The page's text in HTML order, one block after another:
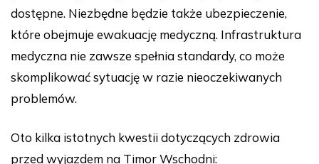
dostępne. Niezbędne będzie także ubezpieczenie,
które obejmuje ewakuację medyczną. Infrastruktura
medyczna nie zawsze spełnia standardy, co może
skomplikować sytuację w razie nieoczekiwanych
problemów.
Oto kilka istotnych kwestii dotyczących zdrowia
przed wyjazdem na Timor Wschodni: